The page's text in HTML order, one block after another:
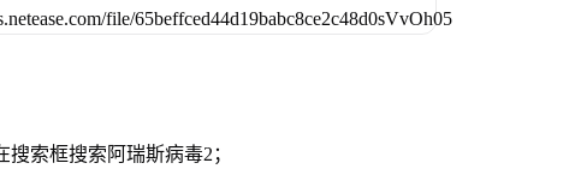
索框搜索阿瑞斯病毒2；